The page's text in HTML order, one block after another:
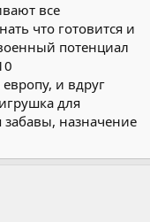
все
что готовится и
потенциал
и вдруг
для
забавы, назначение